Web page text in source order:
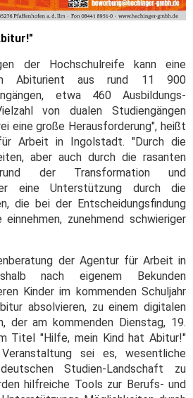
der Hochschulreife kann eine
Abiturient aus rund 11 900
etwa 460 Ausbildungs-
von dualen Studiengängen
eine große Herausforderung", heißt
Arbeit in Ingolstadt. "Durch die
aber auch durch die rasanten
der Transformation und
eine Unterstützung durch die
die bei der Entscheidungsfindung
zunehmend schwieriger
der Agentur für Arbeit in
nach eigenem Bekunden
Kinder im kommenden Schuljahr
absolvieren, zu einem digitalen
der am kommenden Dienstag, 19.
Titel "Hilfe, mein Kind hat Abitur!"
sei es, wesentliche
Studien-Landschaft zu
hilfreiche Tools zur Berufs- und